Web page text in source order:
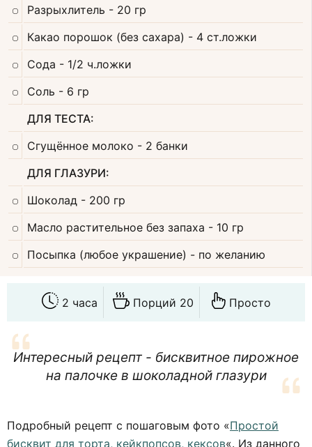
Разрыхлитель - 20 гр
Какао порошок (без сахара) - 4 ст.ложки
Сода - 1/2 ч.ложки
Соль - 6 гр
ДЛЯ ТЕСТА:
Сгущённое молоко - 2 банки
ДЛЯ ГЛАЗУРИ:
Шоколад - 200 гр
Масло растительное без запаха - 10 гр
Посыпка (любое украшение) - по желанию
2 часа Порций 20 Просто
Интересный рецепт - бисквитное пирожное
на палочке в шоколадной глазури
Подробный рецепт с пошаговым фото «Простой
бисквит для торта, кейкпопсов, кексов«. Из данного